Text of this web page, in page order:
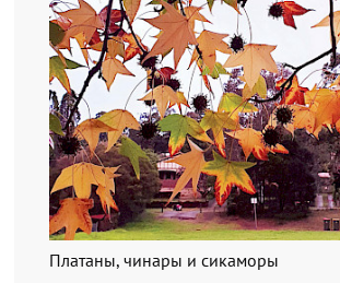
Платаны, чинары и сикаморы